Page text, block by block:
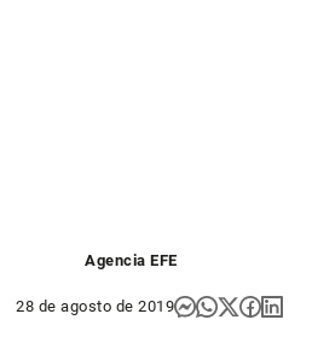
Agencia EFE
28 de agosto de 2019